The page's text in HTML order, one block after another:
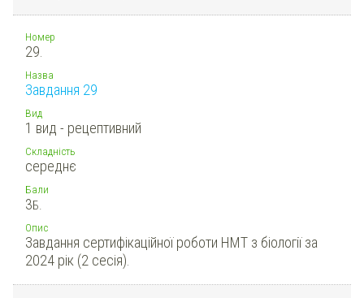
Номер
29.
Назва
Завдання 29
Вид
1 вид - рецептивний
Складність
середнє
Бали
3Б.
Опис
Завдання сертифікаційної роботи НМТ з біології за
2024 рік (2 сесія).